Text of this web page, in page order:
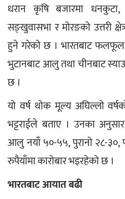
धरान कृषि बजारमा धनकुटा,
सङ्खुवासभा र मोरङको उत्तरी
हुने गरेको छ । भारतबाट
भुटानबाट आलु तथा चीनबाट
छ ।
यो वर्ष थोक मूल्य अघिल्लो
भट्टराईले बताए । उनका
आलु नयाँ ५०-५५, पुरानो २८-३०,
रुपैयाँमा कारोबार भइरहेको छ ।
भारतबाट आयात बढी